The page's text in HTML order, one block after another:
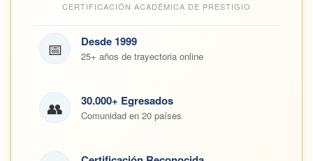
CERTIFICACIÓN ACADÉMICA DE PRESTIGIO
📅 Desde 1999
25+ años de trayectoria online
👥 30.000+ Egresados
Comunidad en 20 países